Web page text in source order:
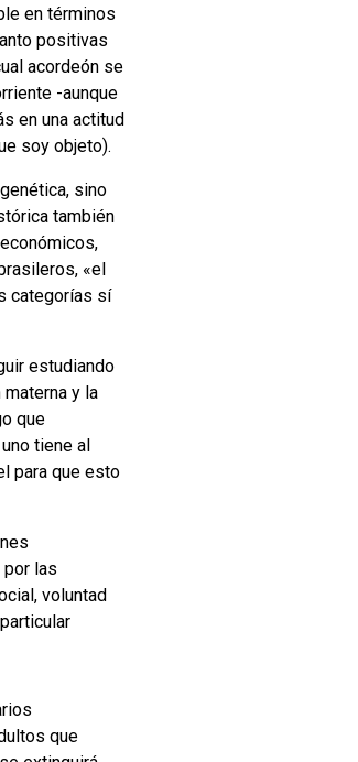
en términos
positivas
acordeón se
-aunque
en una actitud
soy objeto).
sino
también
«el
categorías sí
estudiando
y la
que
tiene al
para que esto
las
voluntad
que